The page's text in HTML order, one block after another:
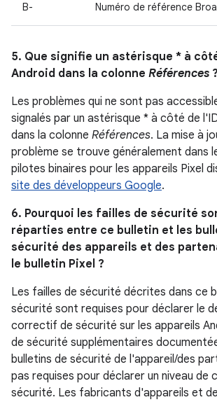
B- Numéro de référence
5. Que signifie un astérisque * à
Android dans la colonne Références ?
Les problèmes qui ne sont pas
signalés par un astérisque * à côté de
dans la colonne Références. La mise à
problème se trouve généralement dans
pilotes binaires pour les appareils Pixel
site des développeurs Google.
6. Pourquoi les failles de sécurité
réparties entre ce bulletin et les
sécurité des appareils et des
le bulletin Pixel ?
Les failles de sécurité décrites dans ce
sécurité sont requises pour déclarer le
correctif de sécurité sur les appareils
de sécurité supplémentaires
bulletins de sécurité de l'appareil/des
pas requises pour déclarer un niveau de
sécurité. Les fabricants d'appareils et